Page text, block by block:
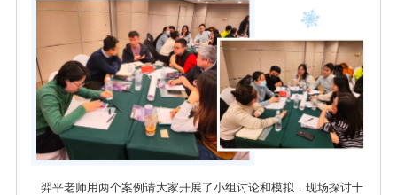
羿平老师用两个案例请大家开展了小组讨论和模拟，现场探讨十